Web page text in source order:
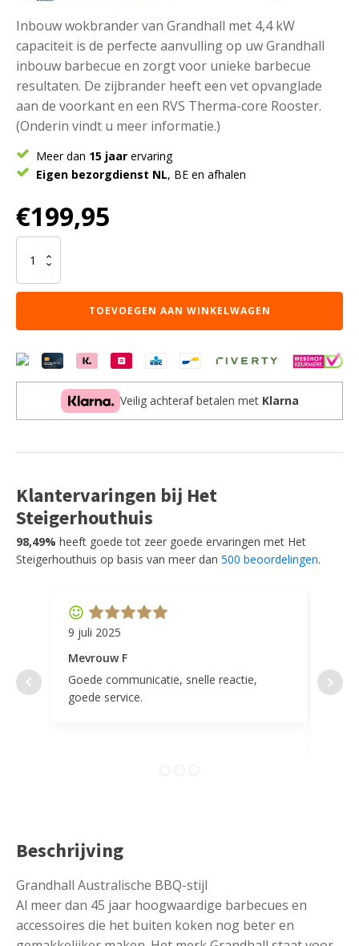
Inbouw wokbrander van Grandhall met 4,4 kW
capaciteit is de perfecte aanvulling op uw Grandhall
inbouw barbecue en zorgt voor unieke barbecue
resultaten. De zijbrander heeft een vet opvanglade
aan de voorkant en een RVS Therma-core Rooster.
(Onderin vindt u meer informatie.)
Meer dan 15 jaar ervaring
Eigen bezorgdienst NL, BE en afhalen
€199,95
Side
Burner
/
Maxim
in
aantal
TOEVOEGEN AAN WINKELWAGEN
Veilig achteraf betalen met Klarna
Klantervaringen bij Het
Steigerhouthuis
98,49% heeft goede tot zeer goede ervaringen met Het
Steigerhouthuis op basis van meer dan 500 beoordelingen.
9 juli 2025
Mevrouw F
Goede communicatie, snelle reactie,
goede service.
door
Beschrijving
Grandhall Australische BBQ-stijl
Al meer dan 45 jaar hoogwaardige barbecues en
accessoires die het buiten koken nog beter en